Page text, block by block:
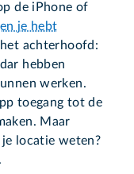
de iPhone of
je hebt
achterhoofd:
hebben
werken.
toegang tot de
Maar
je locatie weten?